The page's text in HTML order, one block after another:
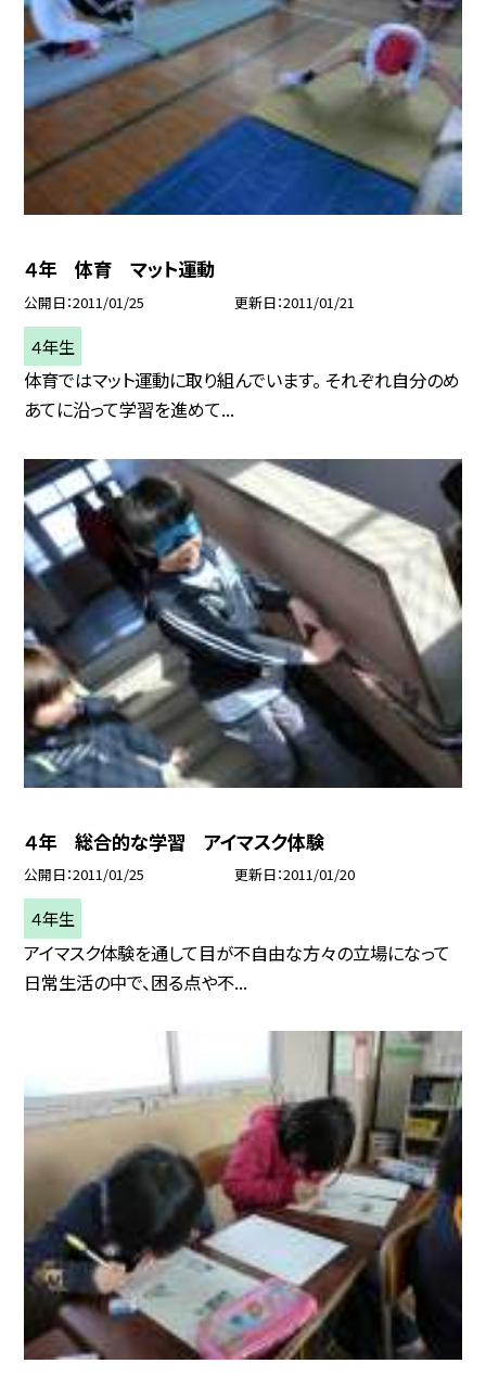
４年 体育 マット運動
公開日 2011/01/25 更新日 2011/01/21
４年生
体育ではマット運動に取り組んでいます。 それぞれ自分のめ
あてに沿って学習を進めて...
４年 総合的な学習 アイマスク体験
公開日 2011/01/25 更新日 2011/01/20
４年生
アイマスク体験を通して目が不自由な方々の立場になって
日常生活の中で、困る点や不...